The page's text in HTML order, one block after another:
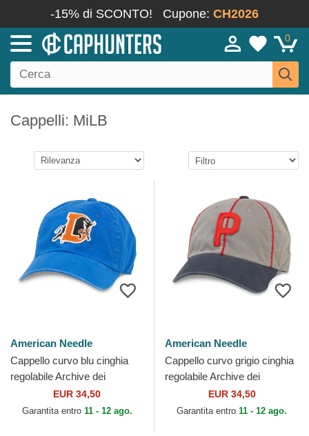
-15% di SCONTO! Cupone: CH2026
0
Cappelli: MiLB
American Needle
Cappello curvo blu cinghia
regolabile Archive dei
Durham Bulls MiLB di
American Needle
EUR 34,50
Garantita entro 11 - 12 ago.
American Needle
Cappello curvo grigio cinghia
regolabile Archive dei
Portland Beavers MiLB di
American Needle
EUR 34,50
Garantita entro 11 - 12 ago.